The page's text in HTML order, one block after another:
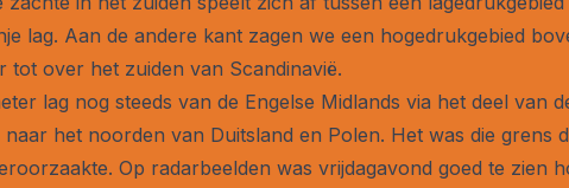
lag. Aan de andere kant zagen we een hogedrukgebied
tot over het zuiden van Scandinavië.
lag nog steeds van de Engelse Midlands via het deel van
het noorden van Duitsland en Polen. Het was die grens
Op radarbeelden was vrijdagavond goed te zien